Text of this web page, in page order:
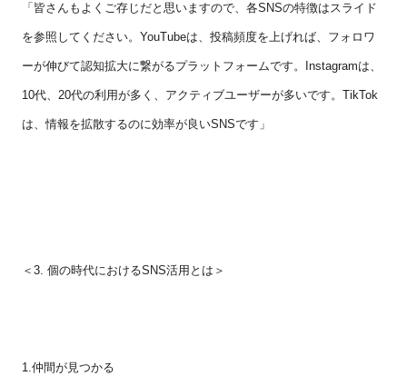
「皆さんもよくご存じだと思いますので、各SNSの特徴はスライド
を参照してください。 YouTubeは、投稿頻度を上げれば、フォロワ
ーが伸びて認知拡大に繋がるプラットフォームです。 Instagramは、
10代、 20代の利用が多く、アクティブユーザーが多いです。 TikTok
は、情報を拡散するのに効率が良いSNSです」
＜ 3. 個の時代におけるSNS活用とは＞
1. 仲間が見つかる